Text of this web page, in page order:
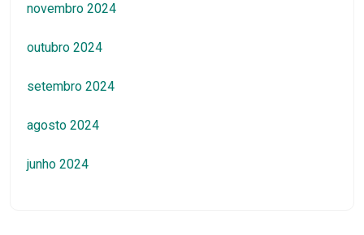
novembro 2024
outubro 2024
setembro 2024
agosto 2024
junho 2024